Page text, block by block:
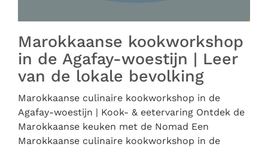
Marokkaanse kookworkshop
in de Agafay-woestijn | Leer
van de lokale bevolking
Marokkaanse culinaire kookworkshop in de
Agafay-woestijn | Kook- & eetervaring Ontdek de
Marokkaanse keuken met de Nomad Een
Marokkaanse culinaire kookworkshop in de